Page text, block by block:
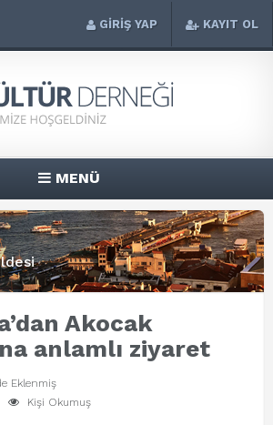
GİRİŞ YAP KAYIT OL
MENÜ
Akocak
anlamlı ziyaret
Eklenmiş
Kişi Okumuş